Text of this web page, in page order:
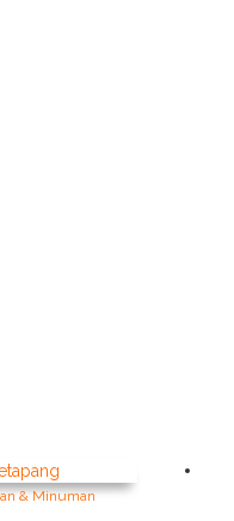
& Minuman